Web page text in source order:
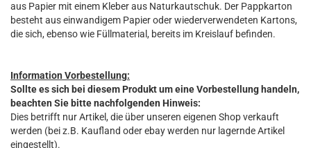
aus Papier mit einem Kleber aus Naturkautschuk. Der Pappkarton
besteht aus einwandigem Papier oder wiederverwendeten Kartons,
die sich, ebenso wie Füllmaterial, bereits im Kreislauf befinden.
Information Vorbestellung:
Sollte es sich bei diesem Produkt um eine Vorbestellung handeln,
beachten Sie bitte nachfolgenden Hinweis:
Dies betrifft nur Artikel, die über unseren eigenen Shop verkauft
werden (bei z.B. Kaufland oder ebay werden nur lagernde Artikel
eingestellt).